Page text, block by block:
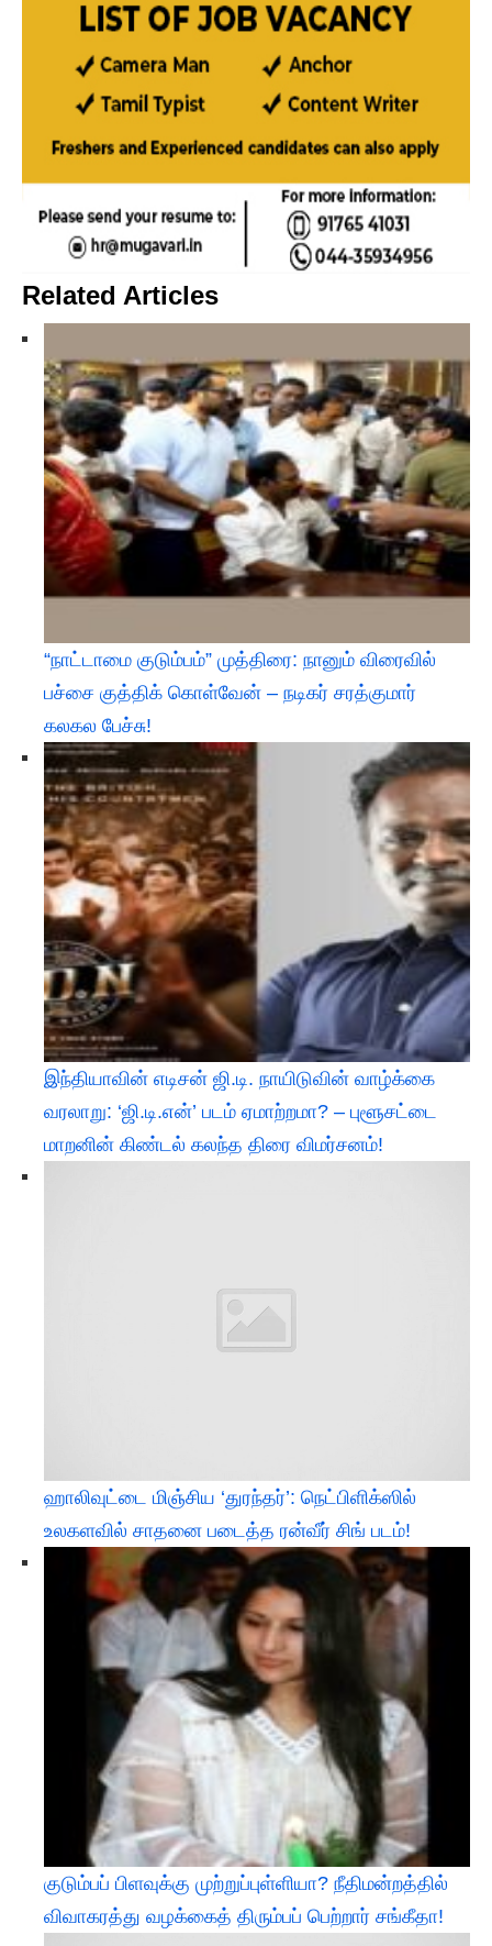
Related Articles
“நாட்டாமை குடும்பம்” முத்திரை: நானும் விரைவில்
பச்சை குத்திக் கொள்வேன் – நடிகர் சரத்குமார்
கலகல பேச்சு!
இந்தியாவின் எடிசன் ஜி.டி. நாயிடுவின் வாழ்க்கை
வரலாறு: ‘ஜி.டி.என்’ படம் ஏமாற்றமா? – புளூசட்டை
மாறனின் கிண்டல் கலந்த திரை விமர்சனம்!
ஹாலிவுட்டை மிஞ்சிய ‘துரந்தர்’: நெட்பிளிக்ஸில்
உலகளவில் சாதனை படைத்த ரன்வீர் சிங் படம்!
குடும்பப் பிளவுக்கு முற்றுப்புள்ளியா? நீதிமன்றத்தில்
விவாகரத்து வழக்கைத் திரும்பப் பெற்றார் சங்கீதா!